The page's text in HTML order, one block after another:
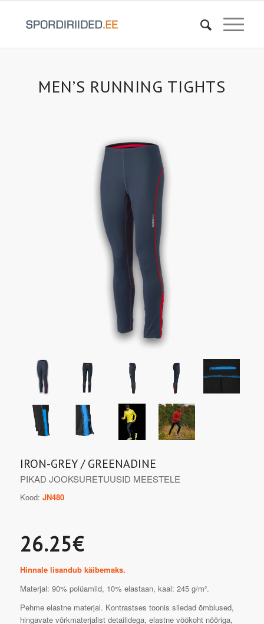
MEN’S RUNNING TIGHTS
IRON-GREY / GREENADINE
PIKAD JOOKSURETUUSID MEESTELE
Kood: JN480
26.25€
Hinnale lisandub käibemaks.
Materjal: 90% polüamiid, 10% elastaan, kaal: 245 g/m².
Pehme elastne materjal. Kontrastses toonis siledad õmblused,
hingavate võrkmaterjalist detailidega, elastne vöökoht nööriga,